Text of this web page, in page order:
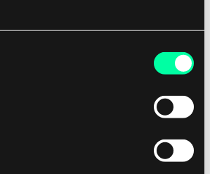
przeglądaj i refaktoryzuj bazę
i refaktoryzowane.
przeglądając bazę kodu, możesz
obszary wymagające